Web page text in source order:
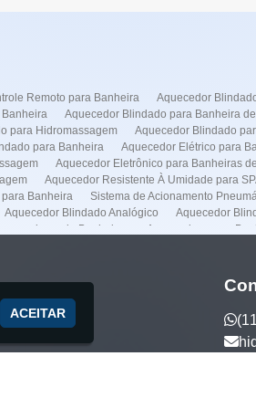
Remoto para Banheira
Aquecedor
Aquecedor Blindado para Banheira de
para Hidromassagem Aquecedor Blindado
para Banheira Aquecedor Elétrico para
Aquecedor Eletrônico para Banheiras
Aquecedor Resistente À Umidade para
Banheira Sistema de Acionamento
Aquecedor Blindado Analógico Aquecedor
de Banheiras Aquecedores pra
Manutenção
de Banheira Spa Manutenção de
Predial Venda de
Aquecedor Banheira Hidro em
ACEITAR